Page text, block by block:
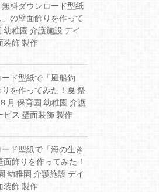
無料ダウンロード型紙
の壁面飾りを作って
幼稚園 介護施設 デイ
装飾 製作
ド型紙で「風船釣
を作ってみた！夏 祭
月 保育園 幼稚園 介護
ビス 壁面装飾 製作
ド型紙で「海の生き
飾りを作ってみた！
幼稚園 介護施設 デイ
装飾 製作